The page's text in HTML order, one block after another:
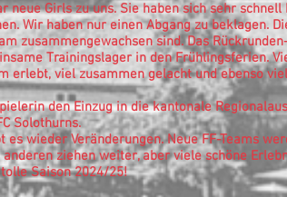
neue Girls zu uns. Sie haben sich sehr schnell
Wir haben nur einen Abgang zu beklagen.
zusammengewachsen sind. Das
Trainingslager in den Frühlingsferien.
erlebt, viel zusammen gelacht und ebenso viel
den Einzug in die kantonale
Solothurns.
wieder Veränderungen. Neue FF-Teams
ziehen weiter, aber viele schöne
Saison 2024/25!